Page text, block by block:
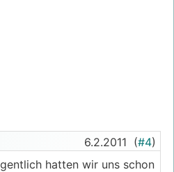
6.2.2011 (#4)
hatten wir uns schon